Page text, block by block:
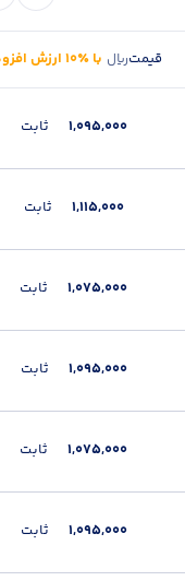
قیمتریال با ٪۱۰ ارزش افزوده
1,095,000 ثابت
1,115,000 ثابت
1,075,000 ثابت
1,095,000 ثابت
1,075,000 ثابت
1,095,000 ثابت